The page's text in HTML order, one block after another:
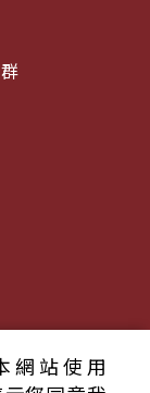
權所有
網站使用